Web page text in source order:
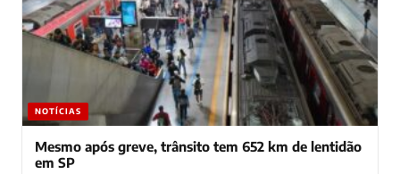
NOTÍCIAS
Mesmo após greve, trânsito tem 652 km de lentidão
em SP